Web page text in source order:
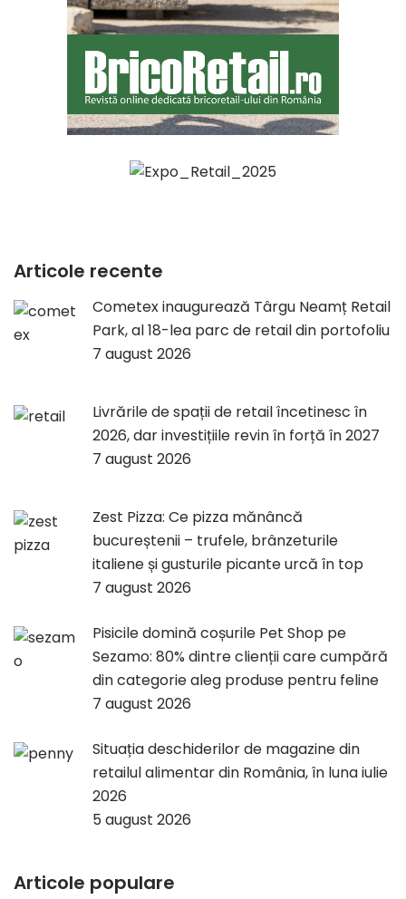
Articole recente
Cometex inaugurează Târgu Neamț Retail
Park, al 18-lea parc de retail din portofoliu
7 august 2026
Livrările de spații de retail încetinesc în
2026, dar investițiile revin în forță în 2027
7 august 2026
Zest Pizza: Ce pizza mănâncă
bucureștenii – trufele, brânzeturile
italiene și gusturile picante urcă în top
7 august 2026
Pisicile domină coșurile Pet Shop pe
Sezamo: 80% dintre clienții care cumpără
din categorie aleg produse pentru feline
7 august 2026
Situația deschiderilor de magazine din
retailul alimentar din România, în luna iulie
2026
5 august 2026
Articole populare